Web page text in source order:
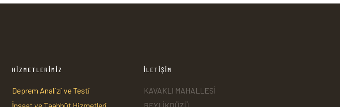
HİZMETLERİMİZ
Deprem Analizi ve Testi
İLETİŞİM
KAVAKLI MAHALLESİ